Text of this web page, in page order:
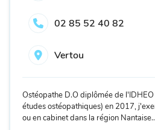
02 85 52 40 82
Vertou
Ostéopathe D.O diplômée de
études ostéopathiques) en 2017,
ou en cabinet dans la région